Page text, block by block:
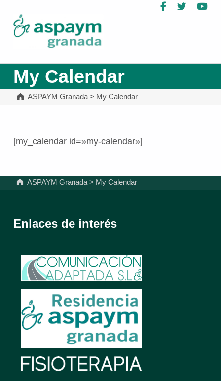
Facebook
Twitter
My Calendar
ASPAYM Granada> My Calendar
[my_calendar id=»my-calendar»]
ASPAYM Granada > My Calendar
Enlaces de interés